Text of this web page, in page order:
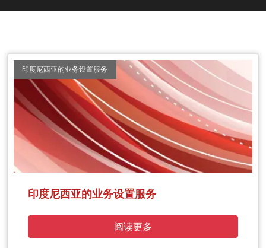
印度尼西亚的业务设置服务
印度尼西亚的业务设置服务
阅读更多